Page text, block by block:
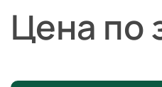
Цена по